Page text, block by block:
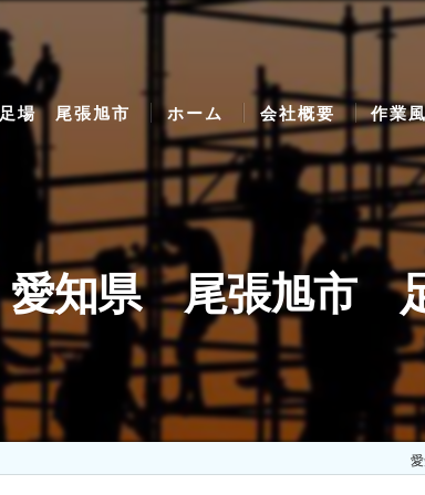
場 尾張旭市 ホーム 会社概要 作業
愛知県 尾張旭市